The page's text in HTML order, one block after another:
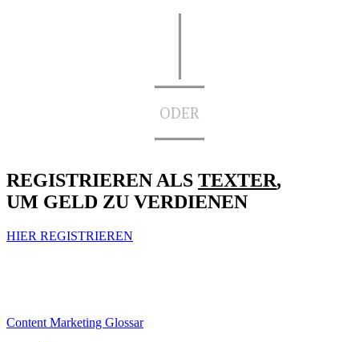
ODER
REGISTRIEREN ALS TEXTER,
UM GELD ZU VERDIENEN
HIER REGISTRIEREN
Content Marketing Glossar